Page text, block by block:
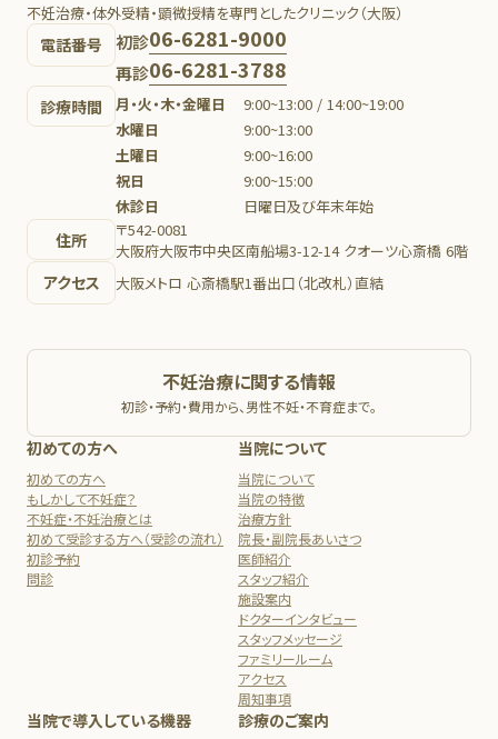
不妊治療・体外受精・顕微授精を専門としたクリニック（大阪）
電話番号 初診06-6281-9000
再診06-6281-3788
診療時間 月・火・木・金曜日
9:00~13:00 / 14:00~19:00
水曜日
9:00~13:00
土曜日
9:00~16:00
祝日
9:00~15:00
休診日
日曜日及び年末年始
住所
〒542-0081
大阪府大阪市中央区南船場3-12-14 クオーツ心斎橋 6階
アクセス 大阪メトロ 心斎橋駅1番出口（北改札）直結
不妊治療に関する情報
初診・予約・費用から、男性不妊・不育症まで。
初めての方へ
初めての方へ
もしかして不妊症？
不妊症・不妊治療とは
初めて受診する方へ（受診の流れ）
初診予約
問診
当院について
当院について
当院の特徴
治療方針
院長・副院長あいさつ
医師紹介
スタッフ紹介
施設案内
ドクターインタビュー
スタッフメッセージ
ファミリールーム
アクセス
周知事項
当院で導入している機器 診療のご案内